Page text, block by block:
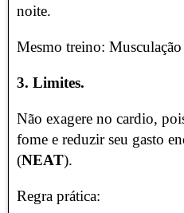
noite.
Mesmo treino:
3. Limites.
Não exagere no cardio,
fome e reduzir seu gasto
(NEAT).
Regra prática: